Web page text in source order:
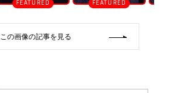
この画像の記事を見る